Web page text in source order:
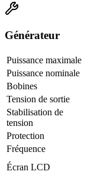
Générateur
Puissance maximale
Puissance nominale
Bobines
Tension de sortie
Stabilisation de
tension
Protection
Fréquence
Écran LCD